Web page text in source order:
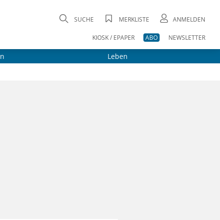
SUCHE MERKLISTE ANMELDEN
KIOSK / EPAPER ABO NEWSLETTER
Leben